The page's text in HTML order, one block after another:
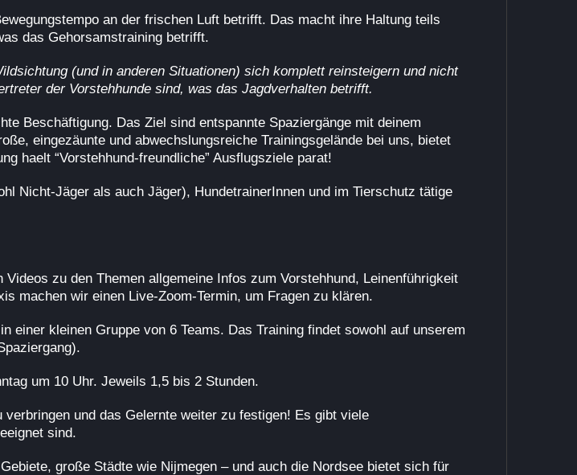
an der frischen Luft betrifft. Das macht ihre Haltung teils
das Gehorsamstraining betrifft.
(und in anderen Situationen) sich komplett reinsteigern und nicht
der Vorstehhunde sind, was das Jagdverhalten betrifft.
Beschäftigung. Das Ziel sind entspannte Spaziergänge mit deinem
eingezäunte und abwechslungsreiche Trainingsgelände bei uns, bietet
haelt “Vorstehhund-freundliche” Ausflugsziele parat!
Nicht-Jäger als auch Jäger), HundetrainerInnen und im Tierschutz tätige
zu den Themen allgemeine Infos zum Vorstehhund, Leinenführigkeit
machen wir einen Live-Zoom-Termin, um Fragen zu klären.
einer kleinen Gruppe von 6 Teams. Das Training findet sowohl auf unserem
um 10 Uhr. Jeweils 1,5 bis 2 Stunden.
und das Gelernte weiter zu festigen! Es gibt viele
sind.
große Städte wie Nijmegen – und auch die Nordsee bietet sich für